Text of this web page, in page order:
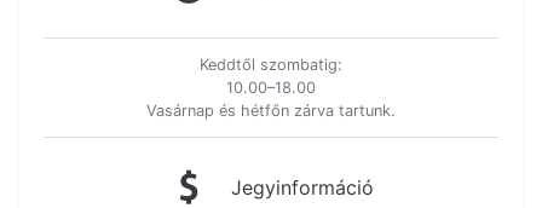
Keddtől szombatig:
10.00–18.00
Vasárnap és hétfőn zárva tartunk.
Jegyinformáció